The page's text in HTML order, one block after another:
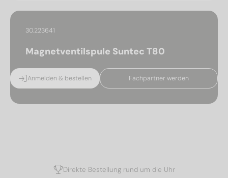
30.223641
Magnetventilspule Suntec T80
Anmelden & bestellen Fachpartner werden
Direkte Bestellung rund um die Uhr